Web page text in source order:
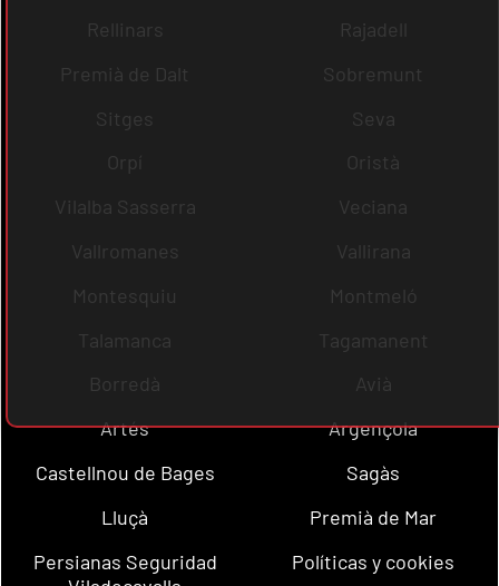
Rellinars
Rajadell
Premià de Dalt
Sobremunt
Sitges
Seva
Orpí
Oristà
Vilalba Sasserra
Veciana
Vallromanes
Vallirana
Montesquiu
Montmeló
Talamanca
Tagamanent
Borredà
Avià
Artés
Argençola
Castellnou de Bages
Sagàs
Lluçà
Premià de Mar
Persianas Seguridad
Políticas y cookies